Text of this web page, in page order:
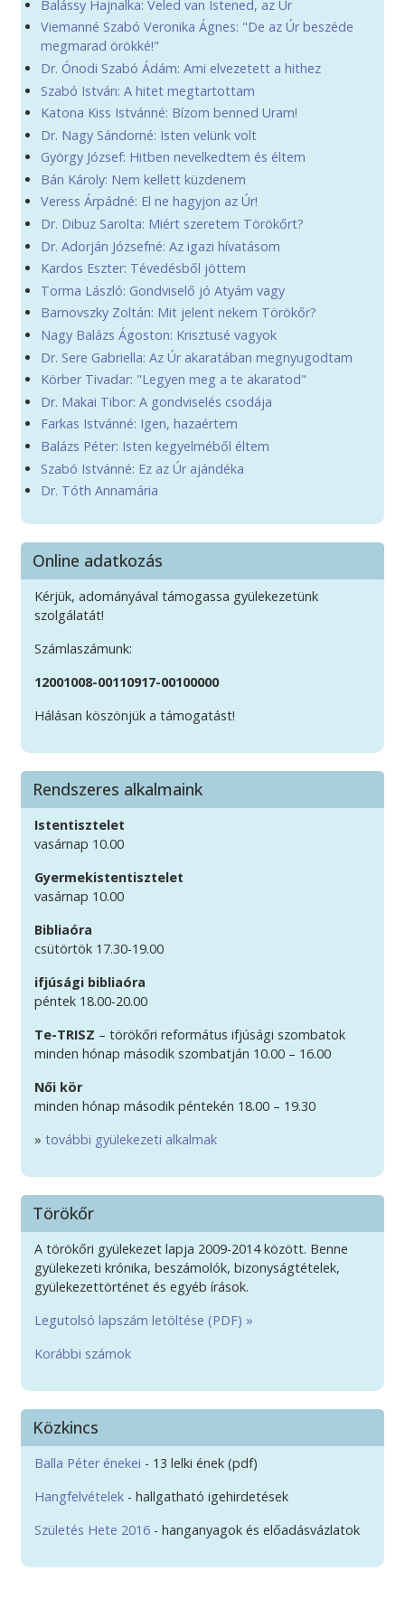
Balássy Hajnalka: Veled van Istened, az Úr
Viemanné Szabó Veronika Ágnes: "De az Úr beszéde
megmarad örökké!"
Dr. Ónodi Szabó Ádám: Ami elvezetett a hithez
Szabó István: A hitet megtartottam
Katona Kiss Istvánné: Bízom benned Uram!
Dr. Nagy Sándorné: Isten velünk volt
György József: Hitben nevelkedtem és éltem
Bán Károly: Nem kellett küzdenem
Veress Árpádné: El ne hagyjon az Úr!
Dr. Dibuz Sarolta: Miért szeretem Törökőrt?
Dr. Adorján Józsefné: Az igazi hívatásom
Kardos Eszter: Tévedésből jöttem
Torma László: Gondviselő jó Atyám vagy
Barnovszky Zoltán: Mit jelent nekem Törökőr?
Nagy Balázs Ágoston: Krisztusé vagyok
Dr. Sere Gabriella: Az Úr akaratában megnyugodtam
Körber Tivadar: "Legyen meg a te akaratod"
Dr. Makai Tibor: A gondviselés csodája
Farkas Istvánné: Igen, hazaértem
Balázs Péter: Isten kegyelméből éltem
Szabó Istvánné: Ez az Úr ajándéka
Dr. Tóth Annamária
Online adatkozás
Kérjük, adományával támogassa gyülekezetünk
szolgálatát!
Számlaszámunk:
12001008-00110917-00100000
Hálásan köszönjük a támogatást!
Rendszeres alkalmaink
Istentisztelet
vasárnap 10.00
Gyermekistentisztelet
vasárnap 10.00
Bibliaóra
csütörtök 17.30-19.00
ifjúsági bibliaóra
péntek 18.00-20.00
Te-TRISZ – törökőri református ifjúsági szombatok
minden hónap második szombatján 10.00 – 16.00
Női kör
minden hónap második péntekén 18.00 – 19.30
» további gyülekezeti alkalmak
Törökőr
A törökőri gyülekezet lapja 2009-2014 között. Benne
gyülekezeti krónika, beszámolók, bizonyságtételek,
gyülekezettörténet és egyéb írások.
Legutolsó lapszám letöltése (PDF) »
Korábbi számok
Közkincs
Balla Péter énekei - 13 lelki ének (pdf)
Hangfelvételek - hallgatható igehirdetések
Születés Hete 2016 - hanganyagok és előadásvázlatok